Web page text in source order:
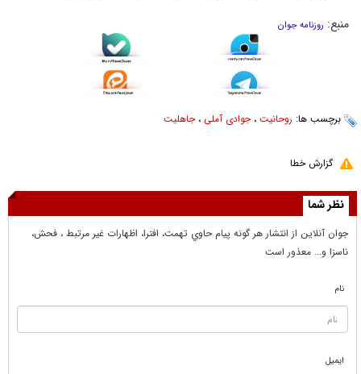
منبع: روزنامه جوان
برچسب ها: روحانیت ،جوادی آملی ،جاهلیت
گزارش خطا
نظر شما
جوان آنلاين از انتشار هر گونه پيام حاوي تهمت، افترا، اظهارات غير مرتبط ، فحش،
ناسزا و... معذور است
نام
ایمیل